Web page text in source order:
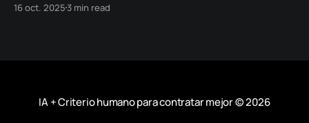
16 oct. 20253 min read
IA + Criterio humano para contratar mejor© 2026